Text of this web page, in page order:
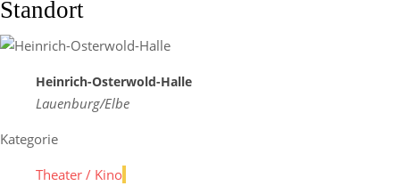
Standort
Heinrich-Osterwold-Halle
Lauenburg/Elbe
Kategorie
Theater / Kino